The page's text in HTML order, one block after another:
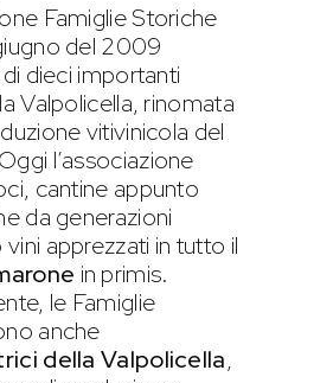
Famiglie Storiche
del 2009
di dieci importanti
Valpolicella, rinomata
vitivinicola del
l’associazione
cantine appunto
da generazioni
apprezzati in tutto il
in primis.
le Famiglie
anche
della Valpolicella,